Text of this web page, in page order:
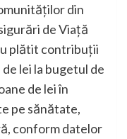
din
de Viață
plătit contribuții
lei la bugetul de
de lei în
pe sănătate,
conform datelor